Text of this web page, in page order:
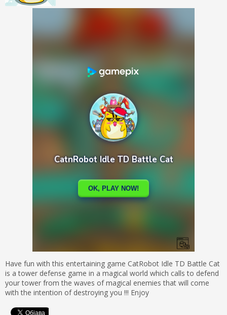
Have fun with this entertaining game CatRobot Idle TD Battle Cat
is a tower defense game in a magical world which calls to defend
your tower from the waves of magical enemies that will come
with the intention of destroying you !!! Enjoy